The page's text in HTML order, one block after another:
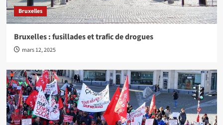
Bruxelles
Bruxelles : fusillades et trafic de drogues
mars 12, 2025